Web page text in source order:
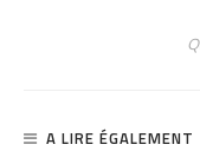
A LIRE ÉGALEMENT